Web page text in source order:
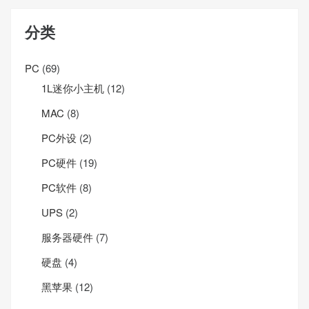
分类
PC (69)
1L迷你小主机 (12)
MAC (8)
PC外设 (2)
PC硬件 (19)
PC软件 (8)
UPS (2)
服务器硬件 (7)
硬盘 (4)
黑苹果 (12)